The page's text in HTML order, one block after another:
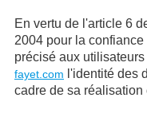
En vertu de l'article 6
2004 pour la
précisé aux
fayet.com l'identité des
cadre de sa réalisation